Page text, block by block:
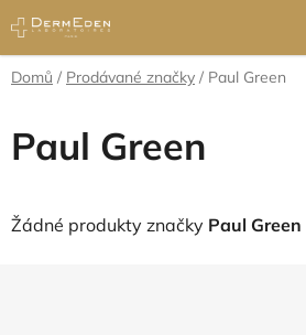
na
obsah
Domů / Prodávané značky / Paul Green
Paul Green
Žádné produkty značky Paul Green